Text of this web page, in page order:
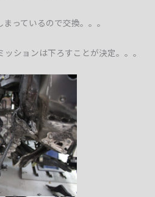
っているので交換。。。
ションは下ろすことが決定。。。